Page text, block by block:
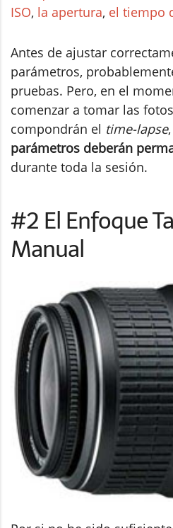
ISO, la apertura, el tiempo
Antes de ajustar
parámetros,
pruebas. Pero, en el
comenzar a tomar las
compondrán el time-lapse,
parámetros deberán
durante toda la sesión.
#2 El Enfoque
Manual